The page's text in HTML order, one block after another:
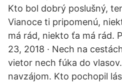
Kto bol dobrý poslušný,
Vianoce ti pripomenú,
má rád, niekto ťa má rád.
23, 2018 · Nech na
vietor nech fúka do
navzájom. Kto pochopil